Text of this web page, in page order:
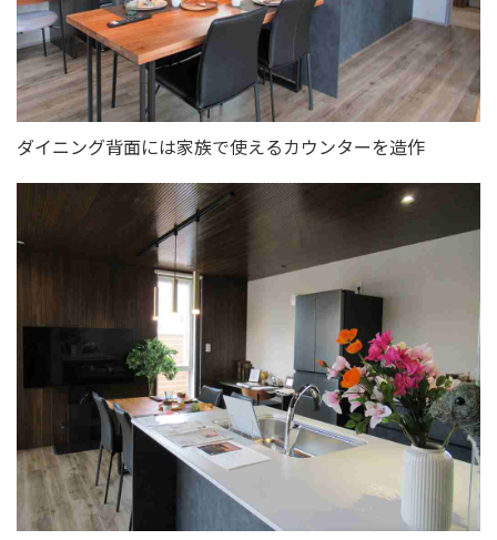
ダイニング背面には家族で使えるカウンターを造作